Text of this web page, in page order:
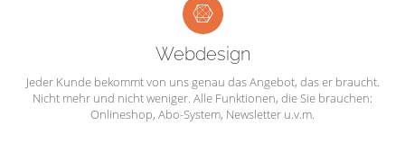
Webdesign
Jeder Kunde bekommt von uns genau das Angebot, das er braucht.
Nicht mehr und nicht weniger. Alle Funktionen, die Sie brauchen:
Onlineshop, Abo-System, Newsletter u.v.m.